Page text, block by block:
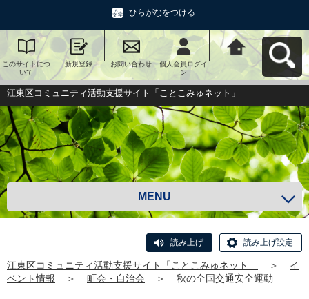
ひらがなをつける
このサイトにつ
いて
新規登録 お問い合わせ
個人会員ログイ
ン
江東区コミュニ
ティ活動支援サ
イト「ことこみ
ゅネット」へ戻
る
江東区コミュニティ活動支援サイト「ことこみゅネット」
MENU
読み上げ 読み上げ設定
江東区コミュニティ活動支援サイト「ことこみゅネット」 ＞
イ
ベント情報
＞ 町会・自治会 ＞ 秋の全国交通安全運動